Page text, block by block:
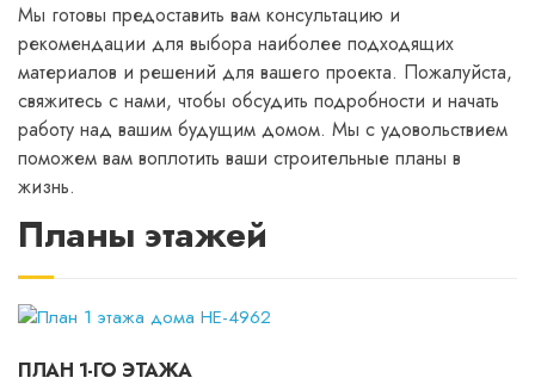
Мы готовы предоставить вам консультацию и
рекомендации для выбора наиболее подходящих
материалов и решений для вашего проекта. Пожалуйста,
свяжитесь с нами, чтобы обсудить подробности и начать
работу над вашим будущим домом. Мы с удовольствием
поможем вам воплотить ваши строительные планы в
жизнь.
Планы этажей
ПЛАН 1-ГО ЭТАЖА